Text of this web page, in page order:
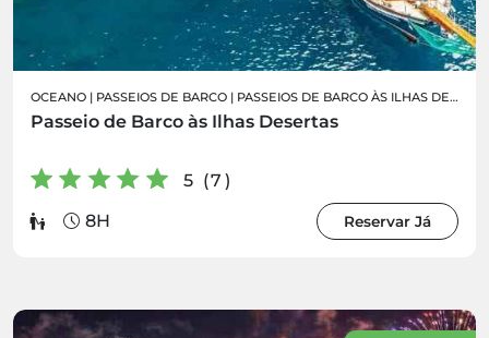
OCEANO | PASSEIOS DE BARCO | PASSEIOS DE BARCO ÀS ILHAS DESERTAS
Passeio de Barco às Ilhas Desertas
5 (7)
8H
Reservar Já